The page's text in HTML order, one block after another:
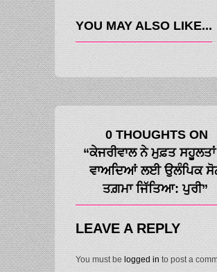
YOU MAY ALSO LIKE...
0 THOUGHTS ON
“ਕੇਜਰੀਵਾਲ ਨੇ ਮੁਫ਼ਤ
ਵਾਅਦਿਆਂ ਲਈ ਉਲੰਪਿਕ
ਤਗ਼ਮਾ ਜਿੱਤਿਆ: ਪੁਰੀ”
LEAVE A REPLY
You must be logged in to post a